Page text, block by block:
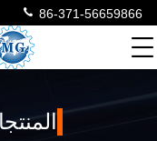
86-371-56659866